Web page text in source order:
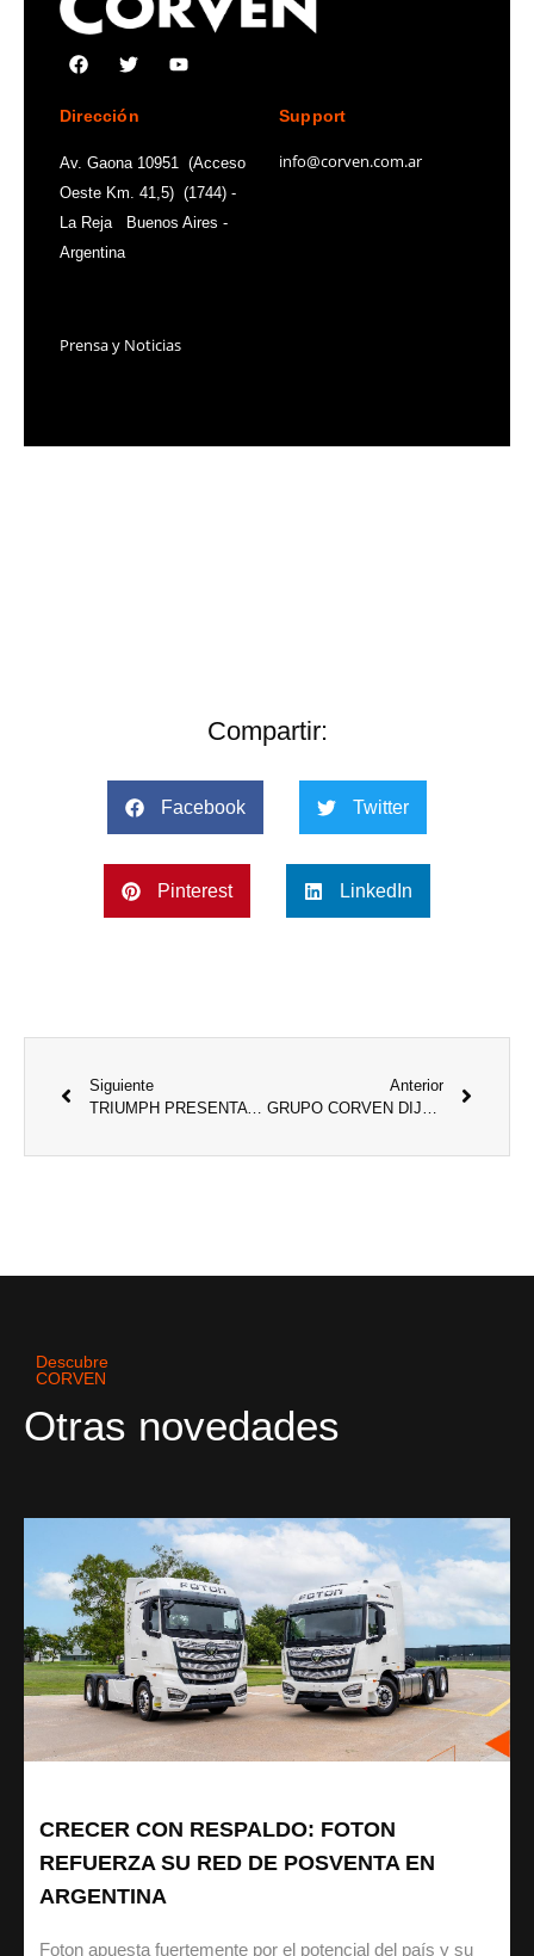
Dirección
Av. Gaona 10951 (Acceso
Oeste Km. 41,5) (1744) -
La Reja Buenos Aires -
Argentina
Support
info@corven.com.ar
Prensa y Noticias
Compartir:
Facebook Twitter
Pinterest LinkedIn
Siguiente
TRIUMPH PRESENTA EN ARGENTINA LOS NUEVOS MODELOS SPEED 400 Y SCRAMBLER 400x
Anterior
GRUPO CORVEN DIJO PRESENTE EN EL MXGP
Descubre
CORVEN
Otras novedades
CRECER CON RESPALDO: FOTON
REFUERZA SU RED DE POSVENTA EN
ARGENTINA
Foton apuesta fuertemente por el potencial del país y su